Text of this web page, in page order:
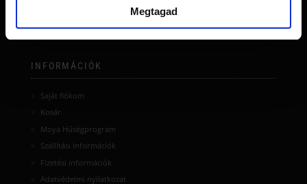
Megtagad
INFORMÁCIÓK
Saját fiókom
Kosár
Moya Hűségprogram
Szállítási információk
Fizetési információk
Adatvédelmi nyilatkozat